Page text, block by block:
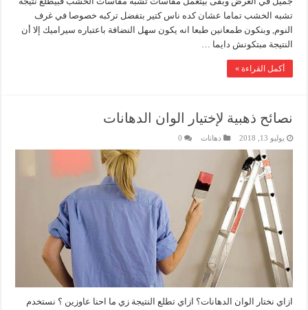
تشبه الخشب تماما عشان كده ناس كتير بتفضل تركبه خصوصا في غرف
النوم, وبنكون طمعانين طبعا انه يكون سهل النضافة باعتباره سيراميك إلا أن
النتيجة مبتكونش دايما …
أكمل القراءة »
نصائح ذهبية لإختيار الوان الدهانات
يوليو 13, 2018 دهانات 0
ازاي نختار الوان الدهانات؟ ازاي تطلع النتيجة زي ما احنا عاوزين ؟ نستخدم